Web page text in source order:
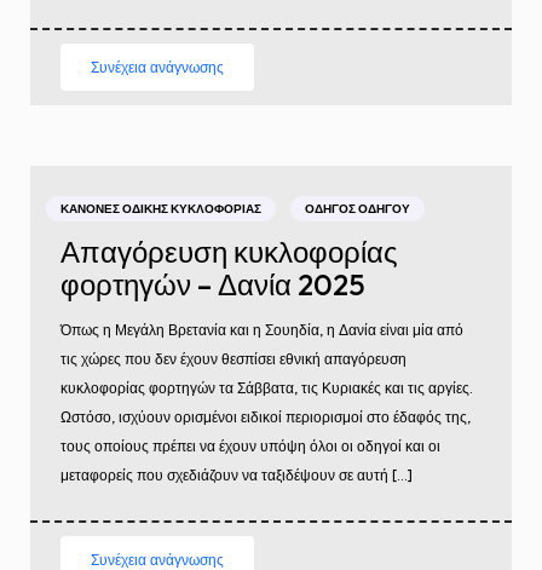
Συνέχεια ανάγνωσης
ΚΑΝΌΝΕΣ ΟΔΙΚΉΣ ΚΥΚΛΟΦΟΡΊΑΣ ΟΔΗΓΌΣ ΟΔΗΓΟΎ
Απαγόρευση κυκλοφορίας
φορτηγών – Δανία 2025
Όπως η Μεγάλη Βρετανία και η Σουηδία, η Δανία είναι μία από
τις χώρες που δεν έχουν θεσπίσει εθνική απαγόρευση
κυκλοφορίας φορτηγών τα Σάββατα, τις Κυριακές και τις αργίες.
Ωστόσο, ισχύουν ορισμένοι ειδικοί περιορισμοί στο έδαφός της,
τους οποίους πρέπει να έχουν υπόψη όλοι οι οδηγοί και οι
μεταφορείς που σχεδιάζουν να ταξιδέψουν σε αυτή […]
Συνέχεια ανάγνωσης